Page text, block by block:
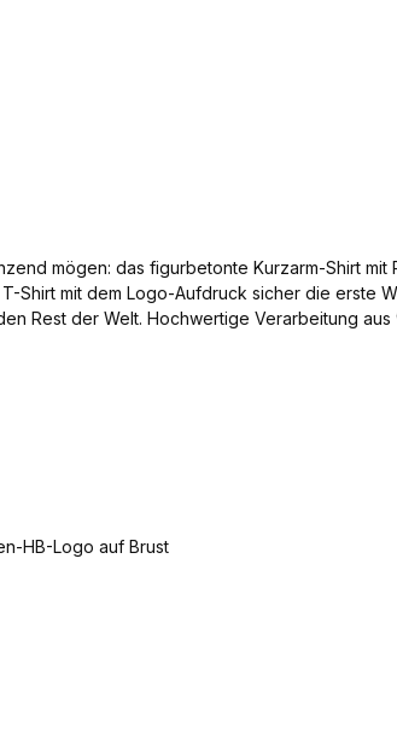
mögen: das figurbetonte Kurzarm-Shirt
Shirt mit dem Logo-Aufdruck sicher die erste
Rest der Welt. Hochwertige Verarbeitung